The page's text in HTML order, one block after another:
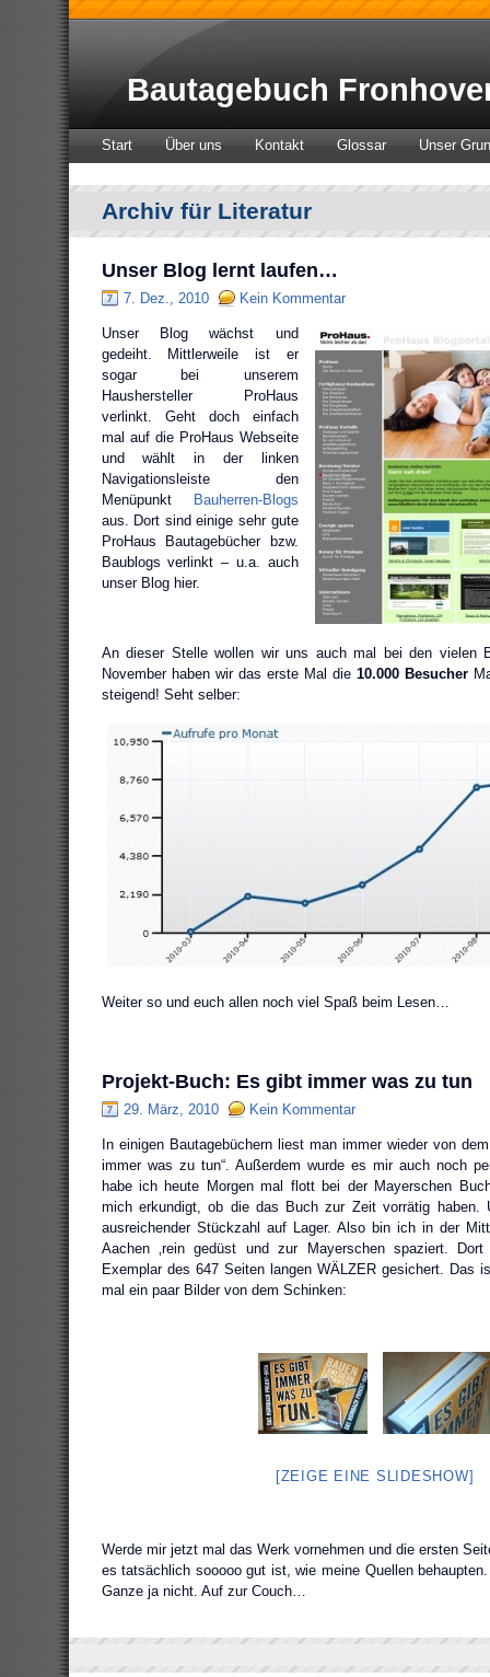
Bautagebuch
Start Über uns Kontakt Glossar Unser
Archiv für Literatur
Unser Blog lernt laufen…
7. Dez., 2010 Kein Kommentar
Unser Blog wächst und
gedeiht. Mittlerweile ist er
sogar bei unserem
Haushersteller ProHaus
verlinkt. Geht doch einfach
mal auf die ProHaus Webseite
und wählt in der linken
Navigationsleiste den
Menüpunkt
Bauherren-Blogs
aus. Dort sind einige sehr gute
ProHaus Bautagebücher bzw.
Baublogs verlinkt – u.a. auch
unser Blog hier.
An dieser Stelle wollen wir uns auch mal bei den vielen
November haben wir das erste Mal die 10.000 Besucher
steigend! Seht selber:
Weiter so und euch allen noch viel Spaß beim Lesen…
Projekt-Buch: Es gibt immer was zu tun
29. März, 2010 Kein Kommentar
In einigen Bautagebüchern liest man immer wieder von
immer was zu tun“. Außerdem wurde es mir auch noch
habe ich heute Morgen mal flott bei der Mayerschen
mich erkundigt, ob die das Buch zur Zeit vorrätig haben.
ausreichender Stückzahl auf Lager. Also bin ich in der
Aachen ‚rein gedüst und zur Mayerschen spaziert.
Exemplar des 647 Seiten langen WÄLZER gesichert. Das
mal ein paar Bilder von dem Schinken:
[ZEIGE EINE SLIDESHOW]
Werde mir jetzt mal das Werk vornehmen und die ersten
es tatsächlich sooooo gut ist, wie meine Quellen
Ganze ja nicht. Auf zur Couch…